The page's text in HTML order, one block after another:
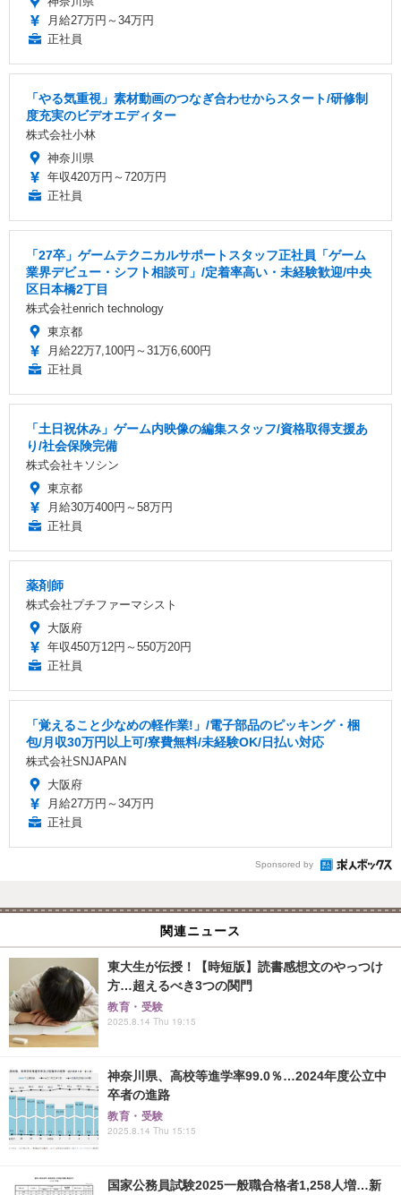
月給27万円～34万円
正社員
「やる気重視」素材動画のつなぎ合わせからスタート/研修制
度充実のビデオエディター
株式会社小林
神奈川県
年収420万円～720万円
正社員
「27卒」ゲームテクニカルサポートスタッフ正社員「ゲーム
業界デビュー・シフト相談可」/定着率高い・未経験歓迎/中央
区日本橋2丁目
株式会社enrich technology
東京都
月給22万7,100円～31万6,600円
正社員
「土日祝休み」ゲーム内映像の編集スタッフ/資格取得支援あ
り/社会保険完備
株式会社キソシン
東京都
月給30万400円～58万円
正社員
薬剤師
株式会社プチファーマシスト
大阪府
年収450万12円～550万20円
正社員
「覚えること少なめの軽作業!」/電子部品のピッキング・梱
包/月収30万円以上可/寮費無料/未経験OK/日払い対応
株式会社SNJAPAN
大阪府
月給27万円～34万円
正社員
Sponsored by
関連ニュース
東大生が伝授！【時短版】読書感想文のやっつけ
方…超えるべき3つの関門
教育・受験
2025.8.14 Thu 19:15
神奈川県、高校等進学率99.0％…2024年度公立中
卒者の進路
教育・受験
2025.8.14 Thu 15:15
国家公務員試験2025一般職合格者1,258人増…新